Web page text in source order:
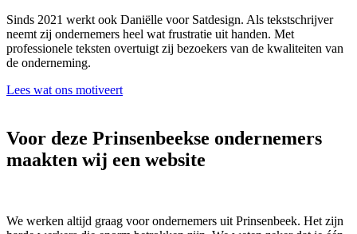
Sinds 2021 werkt ook Daniëlle voor Satdesign. Als tekstschrijver
neemt zij ondernemers heel wat frustratie uit handen. Met
professionele teksten overtuigt zij bezoekers van de kwaliteiten van
de onderneming.
Lees wat ons motiveert
Voor deze Prinsenbeekse ondernemers
maakten wij een website
We werken altijd graag voor ondernemers uit Prinsenbeek. Het zijn